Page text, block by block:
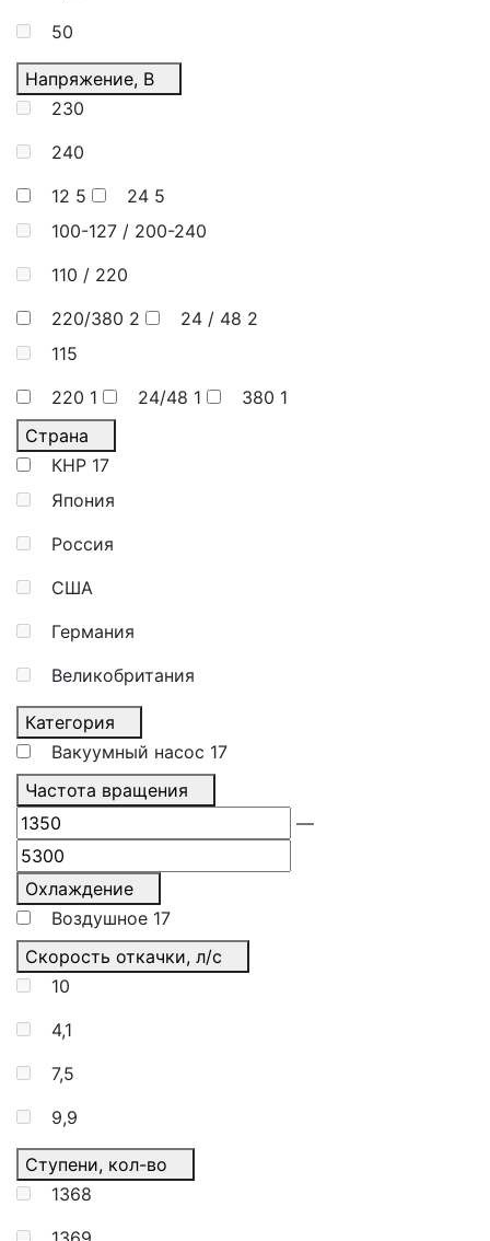
50
Напряжение, В
230
240
12 5 24 5
100-127 / 200-240
110 / 220
220/380 2 24 / 48 2
115
220 1 24/48 1 380 1
Страна
КНР 17
Япония
Россия
США
Германия
Великобритания
Категория
Вакуумный насос 17
Частота вращения
—
Охлаждение
Воздушное 17
Скорость откачки, л/с
10
4,1
7,5
9,9
Ступени, кол-во
1368